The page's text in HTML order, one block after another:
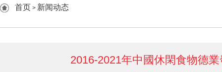
首页 > 新闻动态
2016-2021年中國休閑食物德